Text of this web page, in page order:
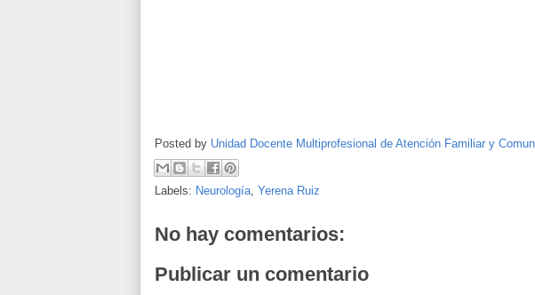
Posted by Unidad Docente Multiprofesional de Atención Familiar y
Labels: Neurología Yerena Ruiz
No hay comentarios:
Publicar un comentario